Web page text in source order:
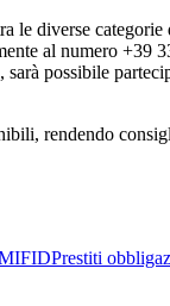
diverse
al numero
possibile
rendendo
Prestiti